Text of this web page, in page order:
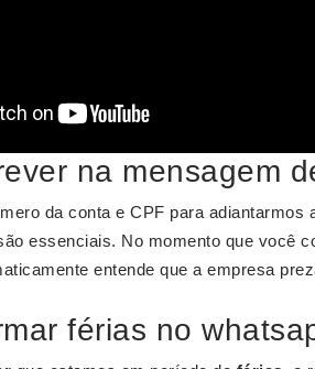
na mensagem
da conta e CPF para
essenciais. No momento que você
entende que a empresa
férias no